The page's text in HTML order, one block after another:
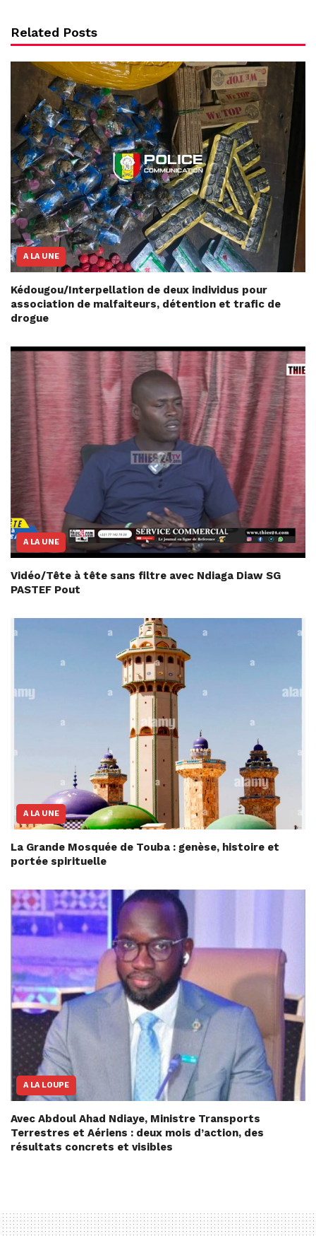
Related Posts
A LA UNE
Kédougou/Interpellation de deux individus pour
association de malfaiteurs, détention et trafic de
drogue
A LA UNE
Vidéo/Tête à tête sans filtre avec Ndiaga Diaw SG
PASTEF Pout
A LA UNE
La Grande Mosquée de Touba : genèse, histoire et
portée spirituelle
A LA LOUPE
Avec Abdoul Ahad Ndiaye, Ministre Transports
Terrestres et Aériens : deux mois d’action, des
résultats concrets et visibles